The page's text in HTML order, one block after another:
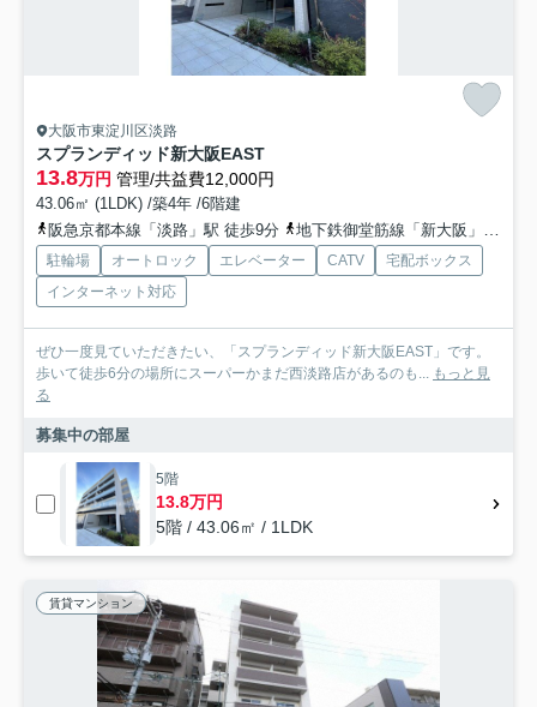
大阪市東淀川区淡路
スプランディッド新大阪EAST
13.8万円 管理/共益費12,000円
43.06㎡ (1LDK) /築4年 /6階建
阪急京都本線「淡路」駅 徒歩9分
地下鉄御堂筋線「新大阪」駅 徒歩12分
駐輪場 オートロック エレベーター CATV
宅配ボックス
インターネット対応
ぜひ一度見ていただきたい、「スプランディッド新大阪EAST」です。
歩いて徒歩6分の場所にスーパーかまだ西淡路店があるのも... もっと見
る
募集中の部屋
5階
13.8万円
5階 / 43.06㎡ / 1LDK
賃貸マンション